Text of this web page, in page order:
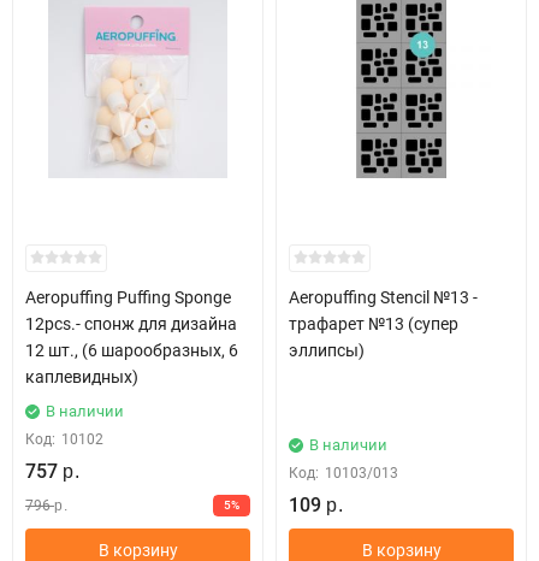
Aeropuffing Puffing Sponge
12pcs.- спонж для дизайна
12 шт., (6 шарообразных, 6
каплевидных)
В наличии
Код: 10102
757 р.
796 р. 5%
В корзину
Aeropuffing Stencil №13 -
трафарет №13 (супер
эллипсы)
В наличии
Код: 10103/013
109 р.
В корзину